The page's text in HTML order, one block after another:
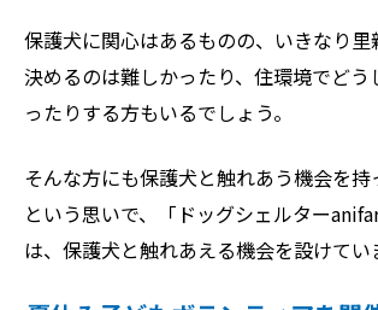
保護犬に関心はあるものの、いきなり里
決めるのは難しかったり、住環境でどう
ったりする方もいるでしょう。
そんな方にも保護犬と触れあう機会を持
という思いで、「ドッグシェルター
は、保護犬と触れあえる機会を設けてい